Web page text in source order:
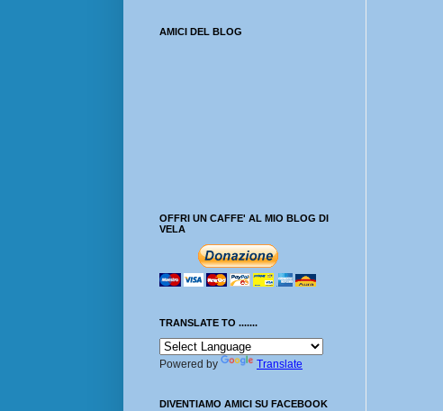
AMICI DEL BLOG
OFFRI UN CAFFE' AL MIO BLOG DI
VELA
TRANSLATE TO .......
Powered by Translate
DIVENTIAMO AMICI SU FACEBOOK